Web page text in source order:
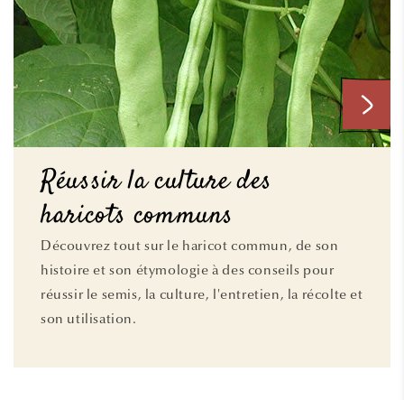
Réussir la culture des
haricots communs
Découvrez tout sur le haricot commun, de son
histoire et son étymologie à des conseils pour
réussir le semis, la culture, l'entretien, la récolte et
son utilisation.